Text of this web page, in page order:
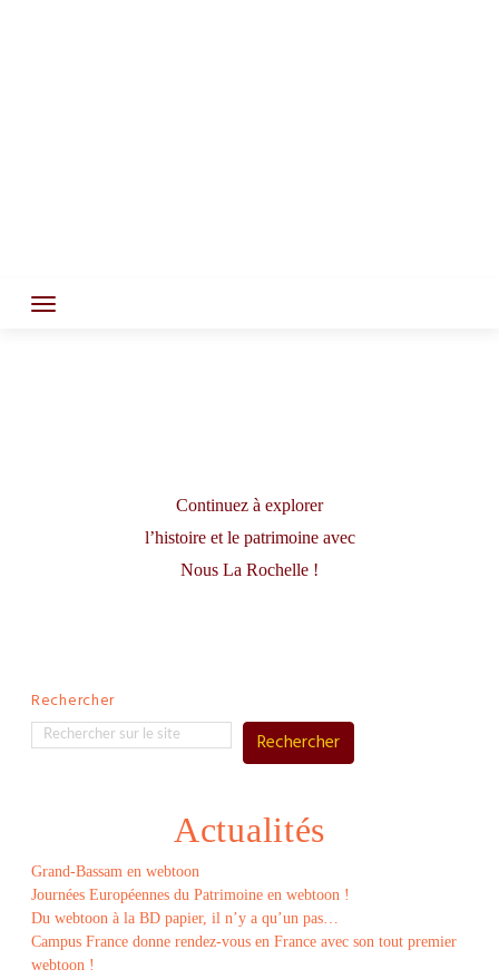
Continuez à explorer
l’histoire et le patrimoine avec
Nous La Rochelle !
Rechercher
Rechercher
Actualités
Grand-Bassam en webtoon
Journées Européennes du Patrimoine en webtoon !
Du webtoon à la BD papier, il n’y a qu’un pas…
Campus France donne rendez-vous en France avec son tout premier
webtoon !